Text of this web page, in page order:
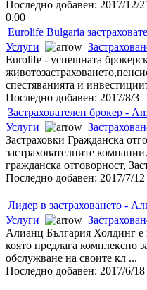
Последно добавен: 2017/
0.00
Eurolife Bulgaria
Услуги
Eurolife - успешната
спестяванията и
Последно добавен: 2017/8/
Застрахователен брокер -
Услуги
Застраховки Гражданска
застрахователните
гражданска отговорност,
Последно добавен: 2017/7/
Лидер в застраховането -
Услуги
Алианц България Холдинг е
която предлага комплексно
обслужване на своите кл ...
Последно добавен: 2017/6/